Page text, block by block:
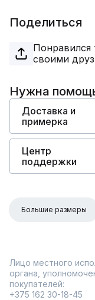
Поделиться
Понравился
своими
Нужна
Доставка и
примерка
Центр
поддержки
Большие размеры
Лицо местного
органа,
покупателей:
+375 162 30-18-45